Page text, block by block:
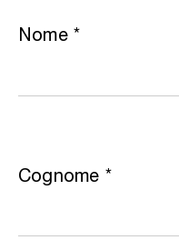
Nome*
Cognome *